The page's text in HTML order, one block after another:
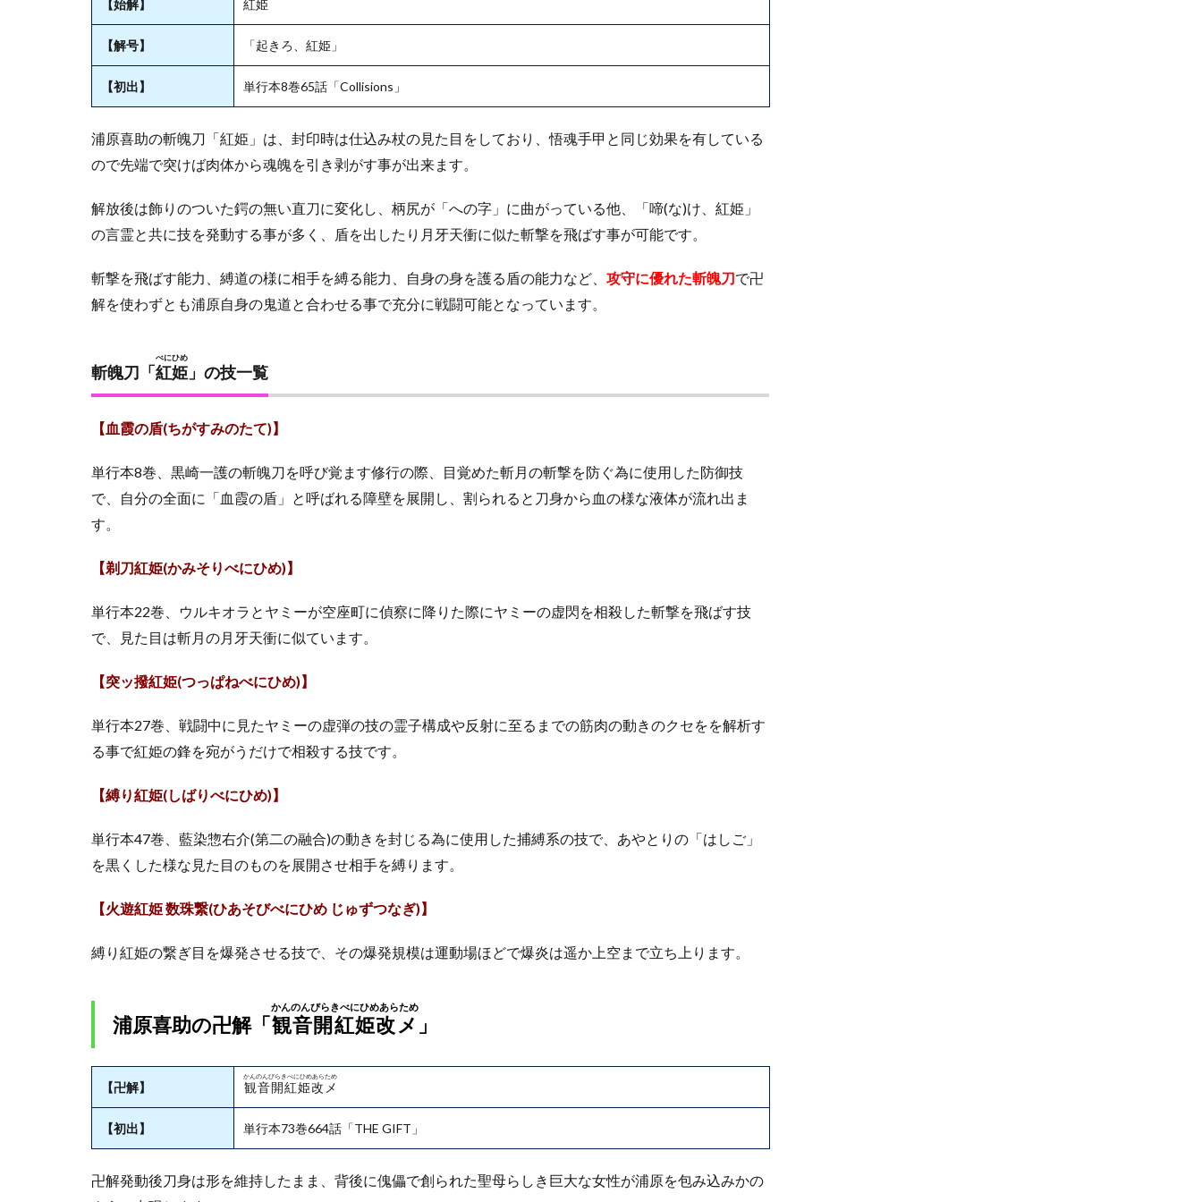
改メ
のん
びら
きべ
にひ
らた
め」
浦
原
助
の
強
浦原
は未
の
段」
を持
つ特
2.2
密機
動の
戦闘
力
2.3
浦原
道の
浦原
は鬼
開発
介を
2.5
浦原
喜助
は鬼
道を
ンジ
【始解】 紅姫
【解号】 「起きろ、紅姫」
【初出】 単行本8巻65話「Collisions」
浦原喜助の斬魄刀「紅姫」は、封印時は仕込み杖の見た目をしており、悟魂手甲と同じ効果を有している
ので先端で突けば肉体から魂魄を引き剥がす事が出来ます。
解放後は飾りのついた鍔の無い直刀に変化し、柄尻が「への字」に曲がっている他、「啼(な)け、紅姫」
の言霊と共に技を発動する事が多く、盾を出したり月牙天衝に似た斬撃を飛ばす事が可能です。
斬撃を飛ばす能力、縛道の様に相手を縛る能力、自身の身を護る盾の能力など、 攻守に優れた斬魄刀で卍
解を使わずとも浦原自身の鬼道と合わせる事で充分に戦闘可能となっています。
斬魄刀「紅姫
べにひめ
」の技一覧
【血霞の盾(ちがすみのたて)】
単行本8巻、黒崎一護の斬魄刀を呼び覚ます修行の際、目覚めた斬月の斬撃を防ぐ為に使用した防御技
で、自分の全面に「血霞の盾」と呼ばれる障壁を展開し、割られると刀身から血の様な液体が流れ出ま
す。
【剃刀紅姫(かみそりべにひめ)】
単行本22巻、ウルキオラとヤミーが空座町に偵察に降りた際にヤミーの虚閃を相殺した斬撃を飛ばす技
で、見た目は斬月の月牙天衝に似ています。
【突ッ撥紅姫(つっぱねべにひめ)】
単行本27巻、戦闘中に見たヤミーの虚弾の技の霊子構成や反射に至るまでの筋肉の動きのクセをを解析す
る事で紅姫の鋒を宛がうだけで相殺する技です。
【縛り紅姫(しばりべにひめ)】
単行本47巻、藍染惣右介(第二の融合)の動きを封じる為に使用した捕縛系の技で、あやとりの「はしご」
を黒くした様な見た目のものを展開させ相手を縛ります。
【火遊紅姫 数珠繋(ひあそびべにひめ じゅずつなぎ)】
縛り紅姫の繋ぎ目を爆発させる技で、その爆発規模は運動場ほどで爆炎は遥か上空まで立ち上ります。
浦原喜助の卍解「観音開紅姫改メ
かんのんびらきべにひめあらため
」
【卍解】 観音開紅姫改メ
かんのんびらきべにひめあらため
【初出】 単行本73巻664話「THE GIFT」
卍解発動後刀身は形を維持したまま、背後に傀儡で創られた聖母らしき巨大な女性が浦原を包み込みかの